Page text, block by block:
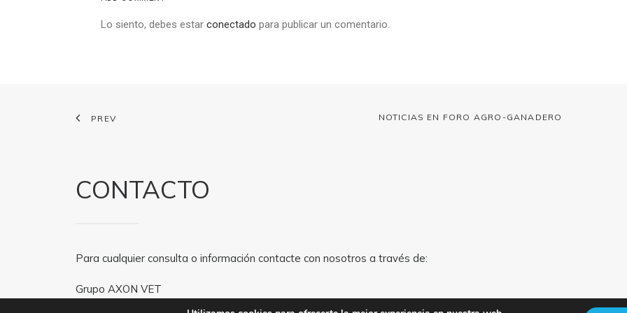
Lo siento, debes estar conectado para publicar un comentario.
PREV NOTICIAS EN FORO AGRO-GANADERO
CONTACTO
Para cualquier consulta o información contacte con nosotros a través de:
Grupo AXON VET
axonvet@axonvet.es